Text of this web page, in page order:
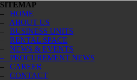
SITEMAP
– HOME
– ABOUT US
– BUSINESS UNITS
– RENTAL SPACE
– NEWS & EVENTS
– PROCUREMENT NEWS
– CAREER
– CONTACT